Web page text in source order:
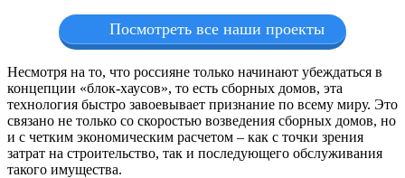
Посмотреть все наши проекты
Несмотря на то, что россияне только начинают убеждаться в
концепции «блок-хаусов», то есть сборных домов, эта
технология быстро завоевывает признание по всему миру. Это
связано не только со скоростью возведения сборных домов, но
и с четким экономическим расчетом – как с точки зрения
затрат на строительство, так и последующего обслуживания
такого имущества.